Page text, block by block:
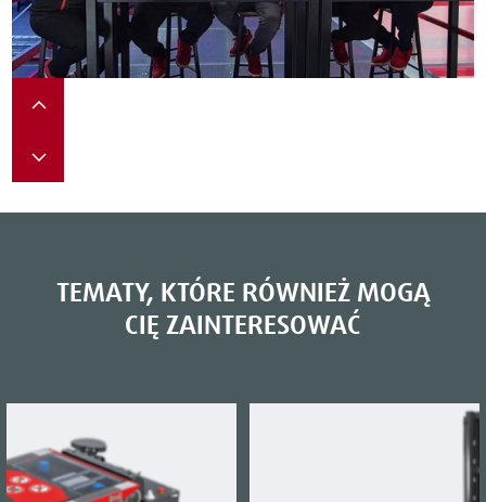
TEMATY, KTÓRE RÓWNIEŻ MOGĄ
CIĘ ZAINTERESOWAĆ